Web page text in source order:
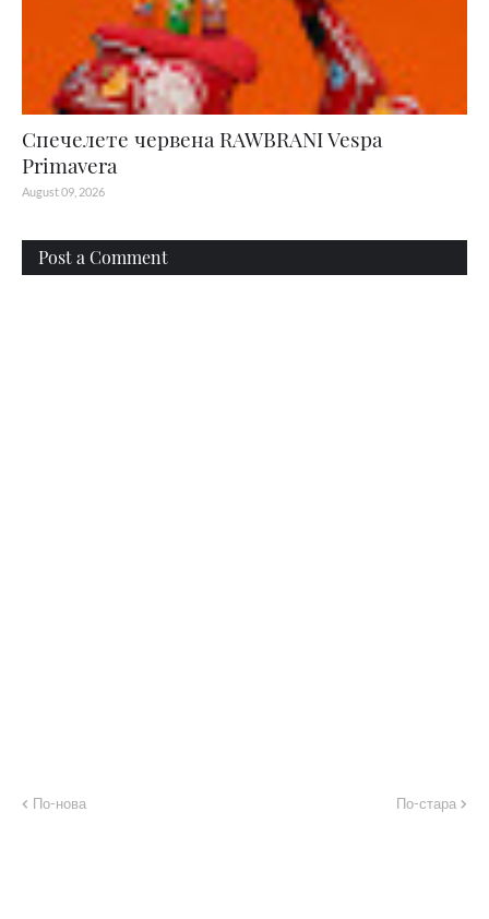
Спечелете червена RAWBRANI Vespa
Primavera
August 09, 2026
Post a Comment
По-нова По-стара